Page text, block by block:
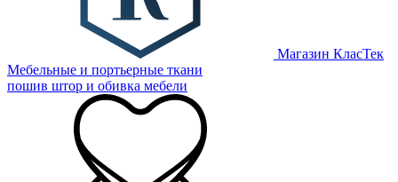
Магазин КласТек
Мебельные и портьерные ткани
пошив штор и обивка мебели